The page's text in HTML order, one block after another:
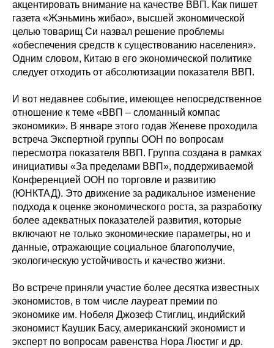
акцентировать внимание на качестве ВВП. Как пишет
газета «Жэньминь жибао», высшей экономической
целью товарищ Си назвал решение проблемы
«обеспечения средств к существованию населения».
Одним словом, Китаю в его экономической политике
следует отходить от абсолютизации показателя ВВП.
И вот недавнее событие, имеющее непосредственное
отношение к теме «ВВП – сломанный компас
экономики». В январе этого годав Женеве проходила
встреча Экспертной группы ООН по вопросам
пересмотра показателя ВВП. Группа создана в рамках
инициативы «За пределами ВВП», поддерживаемой
Конференцией ООН по торговле и развитию
(ЮНКТАД). Это движение за радикальное изменение
подхода к оценке экономического роста, за разработку
более адекватных показателей развития, которые
включают не только экономические параметры, но и
данные, отражающие социальное благополучие,
экологическую устойчивость и качество жизни.
Во встрече приняли участие более десятка известных
экономистов, в том числе лауреат премии по
экономике им. Нобеля Джозеф Стиглиц, индийский
экономист Каушик Басу, американский экономист и
эксперт по вопросам равенства Нора Люстиг и др.